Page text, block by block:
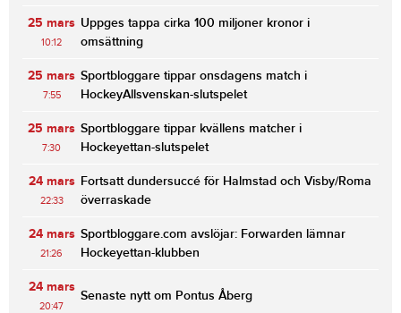
25 mars
10:12
Uppges tappa cirka 100 miljoner kronor i
omsättning
25 mars
7:55
Sportbloggare tippar onsdagens match i
HockeyAllsvenskan-slutspelet
25 mars
7:30
Sportbloggare tippar kvällens matcher i
Hockeyettan-slutspelet
24 mars
22:33
Fortsatt dundersuccé för Halmstad och Visby/Roma
överraskade
24 mars
21:26
Sportbloggare.com avslöjar: Forwarden lämnar
Hockeyettan-klubben
24 mars
20:47
Senaste nytt om Pontus Åberg